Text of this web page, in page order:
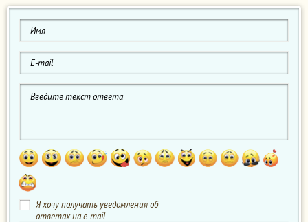
Я хочу получать уведомления об
ответах на e-mail